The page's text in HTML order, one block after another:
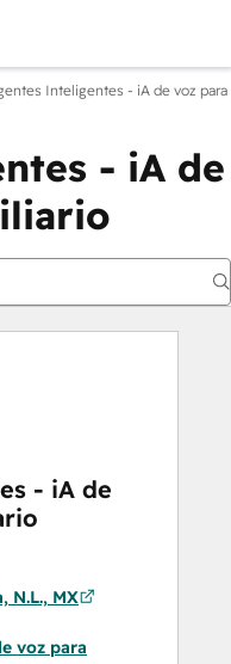
Inteligentes - iA de voz
- iA de
- iA de
N.L., MX
voz para